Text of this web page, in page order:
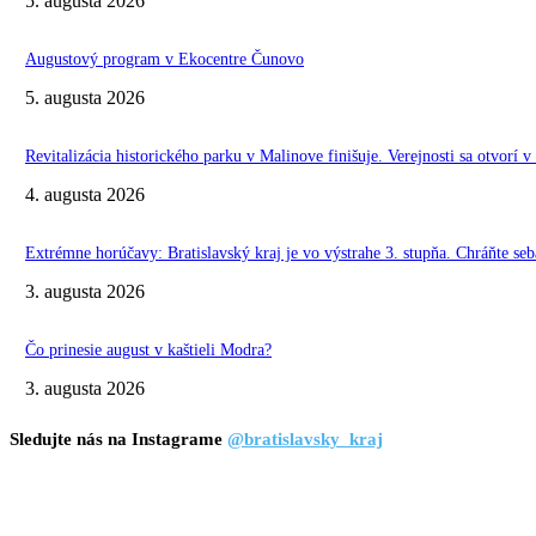
Augustový program v Ekocentre Čunovo
5. augusta 2026
Revitalizácia historického parku v Malinove finišuje. Verejnosti sa otvorí
4. augusta 2026
Extrémne horúčavy: Bratislavský kraj je vo výstrahe 3. stupňa. Chráňte
3. augusta 2026
Čo prinesie august v kaštieli Modra?
3. augusta 2026
Sledujte nás na Instagrame @bratislavsky_kraj